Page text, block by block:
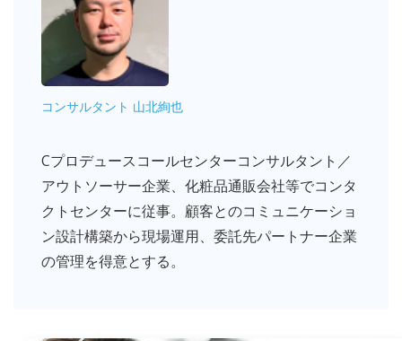
コンサルタント 山北絢也
Cプロデュースコールセンターコンサルタント／
アウトソーサー企業、化粧品通販会社等でコンタ
クトセンターに従事。顧客とのコミュニケーショ
ン設計構築から現場運用、委託先パートナー企業
の管理を得意とする。